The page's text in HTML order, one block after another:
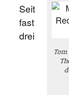
Seit
fast
drei